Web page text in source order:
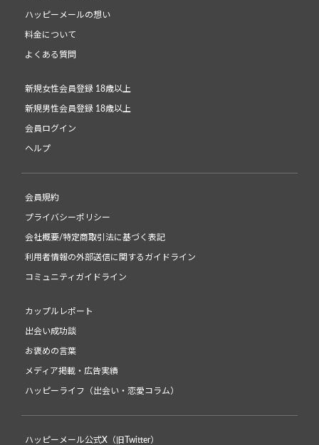
ハッピーメールの想い
料金について
よくある質問
新規女性会員登録 18歳以上
新規男性会員登録 18歳以上
会員ログイン
ヘルプ
会員規約
プライバシーポリシー
会社概要/特定商取引法に基づく表記
利用者情報の外部送信に関するガイドライン
コミュニティガイドライン
カップルレポート
出会い成功談
お褒めの言葉
メディア掲載・広告実績
ハッピーライフ（出会い・恋愛コラム）
ハッピーメール公式X（旧Twitter）